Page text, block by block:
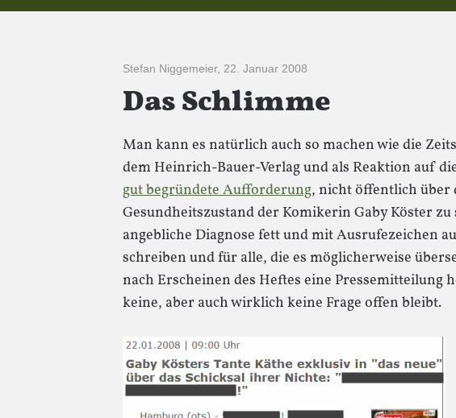
Stefan Niggemeier, 22. Januar 2008
Das Schlimme
Man kann es natürlich auch so machen wie die
dem Heinrich-Bauer-Verlag und als Reaktion auf
gut begründete Aufforderung, nicht öffentlich über
Gesundheitszustand der Komikerin Gaby Köster
angebliche Diagnose fett und mit Ausrufezeichen
schreiben und für alle, die es möglicherweise
nach Erscheinen des Heftes eine Pressemitteilung
keine, aber auch wirklich keine Frage offen bleibt.